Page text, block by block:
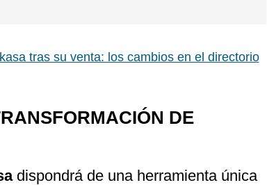
tras su venta: los cambios en el directorio
DE
dispondrá de una herramienta única